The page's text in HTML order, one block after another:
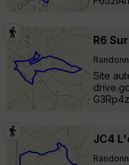
R6
Site
JC4